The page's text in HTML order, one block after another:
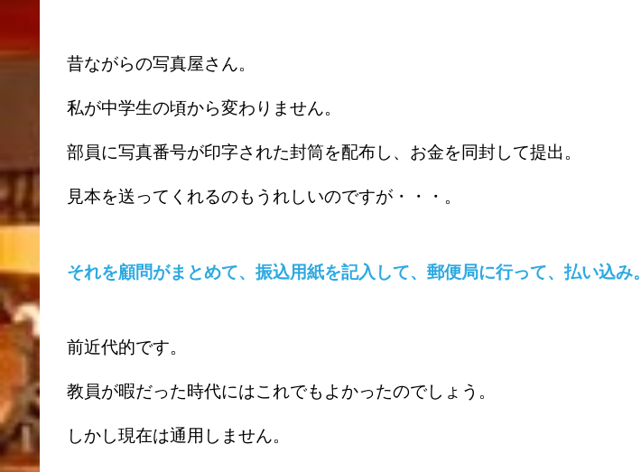
昔ながらの写真屋さん。
私が中学生の頃から変わりません。
部員に写真番号が印字された封筒を配布し、お金を同封して提出。
見本を送ってくれるのもうれしいのですが・・・。
それを顧問がまとめて、振込用紙を記入して、郵便局に行って、払い込み。
前近代的です。
教員が暇だった時代にはこれでもよかったのでしょう。
しかし現在は通用しません。